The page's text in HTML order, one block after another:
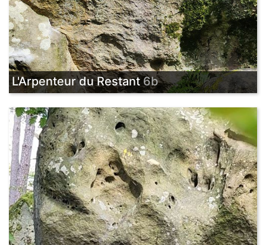
L'Arpenteur du Restant6b